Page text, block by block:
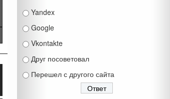
Yandex
Google
Vkontakte
Друг посоветовал
Перешел с другого сайта